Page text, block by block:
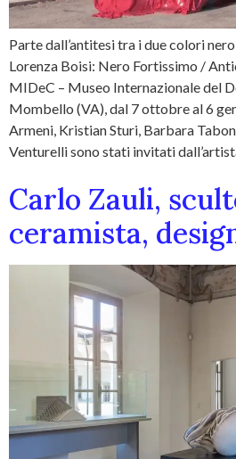
Parte dall’antitesi tra i due colori
Lorenza Boisi: Nero Fortissimo /
MIDeC – Museo Internazionale del
Mombello (VA), dal 7 ottobre al 6
Armeni, Kristian Sturi, Barbara
Venturelli sono stati invitati
Carlo Zauli,
ceramista,